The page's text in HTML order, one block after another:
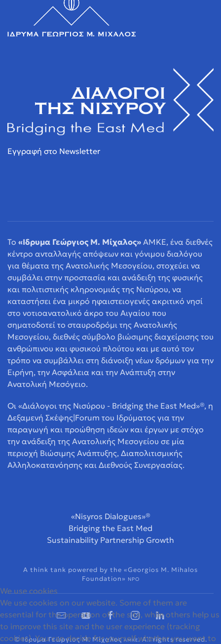
Εγγραφή στο Newsletter
Το «Ιδρυμα Γεώργιος Μ. Μίχαλος» ΑΜΚΕ, ένα διεθνές
κέντρο ανταλλαγής απόψεων και γόνιμου διαλόγου
για θέματα της Ανατολικής Μεσογείου, στοχεύει να
συμβάλει στην προστασία και ανάδειξη της φυσικής
και πολιτιστικής κληρονομιάς της Νισύρου, να
καταστήσει ένα μικρό ηφαιστειογενές ακριτικό νησί
στο νοτιοανατολικό άκρο του Αιγαίου που
σηματοδοτεί το σταυροδρόμι της Ανατολικής
Μεσογείου, διεθνές σύμβολο βιώσιμης διαχείρισης του
ανθρώπινου και φυσικού πλούτου και με αυτό τον
τρόπο να συμβάλλει στη διάνοιξη νέων δρόμων για την
Ειρήνη, την Ασφάλεια και την Ανάπτυξη στην
Ανατολική Μεσόγειο.
Οι «Διάλογοι της Νισύρου - Bridging the East Med»®, η
Δεξαμενή Σκέψης|Forum του Ιδρύματος για την
παραγωγή και προώθηση ιδεών και έργων με στόχο
την ανάδειξη της Ανατολικής Μεσογείου σε μία
περιοχή Βιώσιμης Ανάπτυξης, Διαπολιτισμικής
Αλληλοκατανόησης και Διεθνούς Συνεργασίας.
«Nisyros Dialogues»®
Bridging the East Med
Sustainability Partnership Growth
A think tank powered by the «Georgios M. Mihalos
Foundation» NPO
© Ιδρυμα Γεώργιος Μ. ΜίχαλοςΑΜΚΕ. All rights reserved.
We use cookies
We use cookies on our website. Some of them are
essential for the operation of the site, while others help us
to improve this site and the user experience (tracking
cookies). You can decide for yourself whether you want to